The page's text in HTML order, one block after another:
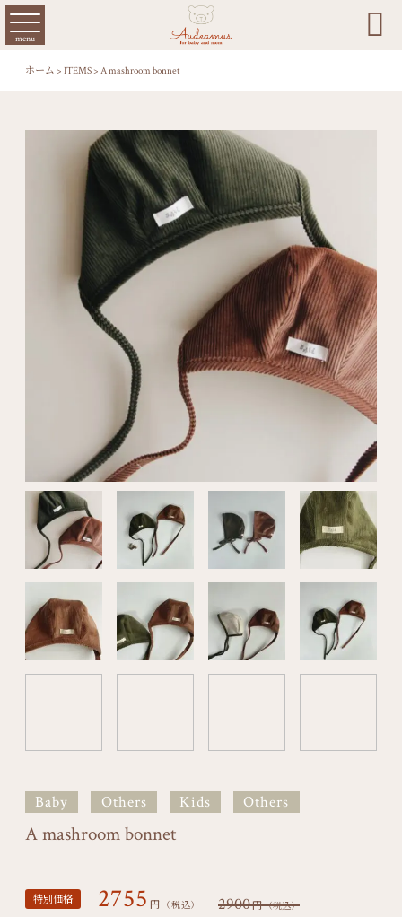
menu 
ホーム > ITEMS> A mashroom bonnet
Baby Others Kids Others
A mashroom bonnet
特別価格 2755 円 （税込） 2900円（税込）